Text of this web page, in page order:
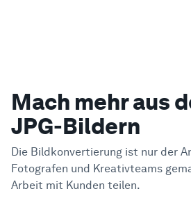
Mach mehr aus
JPG-Bildern
Die Bildkonvertierung ist nur der
Fotografen und Kreativteams
Arbeit mit Kunden teilen.